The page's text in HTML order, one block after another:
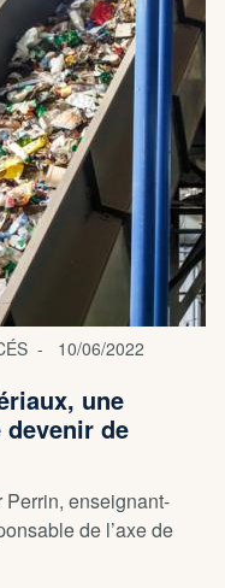
10/06/2022
une
de
enseignant-
de l’axe de